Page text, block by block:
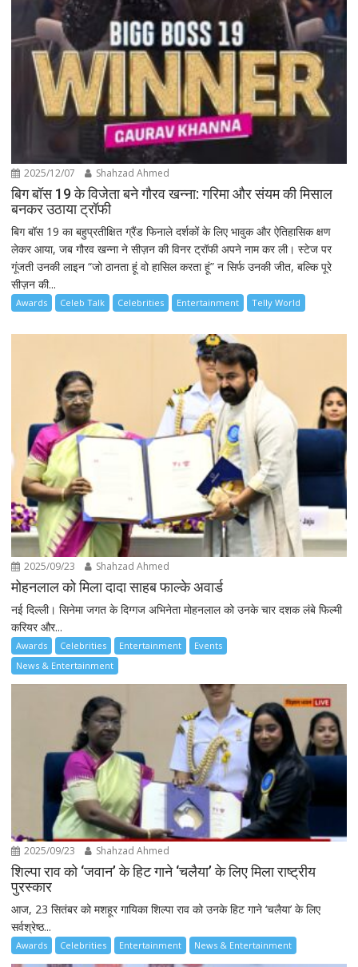
2025/12/07 Shahzad Ahmed
बिग बॉस 19 के विजेता बने गौरव खन्ना: गरिमा और संयम की मिसाल
बनकर उठाया ट्रॉफी
बिग बॉस 19 का बहुप्रतीक्षित ग्रैंड फिनाले दर्शकों के लिए भावुक और ऐतिहासिक क्षण
लेकर आया, जब गौरव खन्ना ने सीज़न की विनर ट्रॉफी अपने नाम कर ली। स्टेज पर
गूंजती उनकी लाइन “जो ठानता हूं वो हासिल करता हूं” न सिर्फ उनकी जीत, बल्कि पूरे
सीज़न की...
Awards Celeb Talk Celebrities Entertainment Telly World
2025/09/23 Shahzad Ahmed
मोहनलाल को मिला दादा साहब फाल्के अवार्ड
नई दिल्ली। सिनेमा जगत के दिग्गज अभिनेता मोहनलाल को उनके चार दशक लंबे फिल्मी
करियर और...
Awards Celebrities Entertainment
Events
News & Entertainment
2025/09/23 Shahzad Ahmed
शिल्पा राव को ‘जवान’ के हिट गाने ‘चलैया’ के लिए मिला राष्ट्रीय
पुरस्कार
आज, 23 सितंबर को मशहूर गायिका शिल्पा राव को उनके हिट गाने ‘चलैया’ के लिए
सर्वश्रेष्ठ...
Awards Celebrities Entertainment News & Entertainment